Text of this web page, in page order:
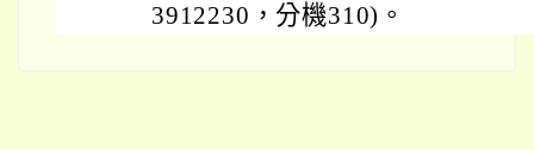
3912230，分機310)。